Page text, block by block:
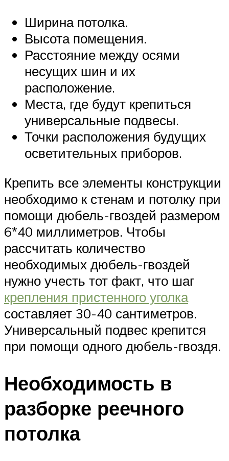
Ширина потолка.
Высота помещения.
Расстояние между осями
несущих шин и их
расположение.
Места, где будут крепиться
универсальные подвесы.
Точки расположения будущих
осветительных приборов.
Крепить все элементы конструкции
необходимо к стенам и потолку при
помощи дюбель-гвоздей размером
6*40 миллиметров. Чтобы
рассчитать количество
необходимых дюбель-гвоздей
нужно учесть тот факт, что шаг
крепления пристенного уголка
составляет 30-40 сантиметров.
Универсальный подвес крепится
при помощи одного дюбель-гвоздя.
Необходимость в
разборке реечного
потолка